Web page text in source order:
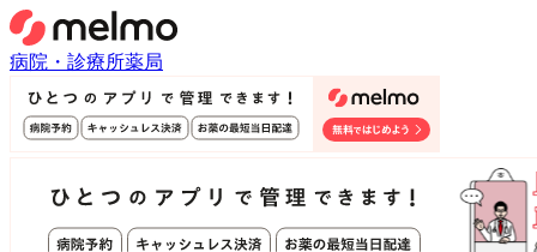
病院・診療所薬局